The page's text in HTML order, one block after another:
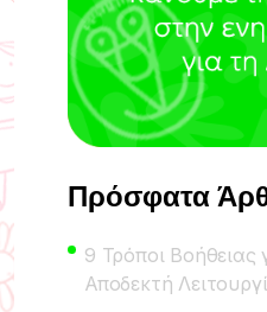
Πρόσφατα
9 Τρόποι Βοήθειας
Αποδεκτή